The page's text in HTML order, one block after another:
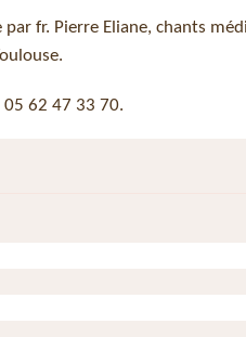
fr. Pierre Eliane, chants
05 62 47 33 70.